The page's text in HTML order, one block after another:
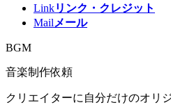
Linkリンク・クレジット
Mail メール
BGM
音楽制作依頼
クリエイターに自分だけのオリ